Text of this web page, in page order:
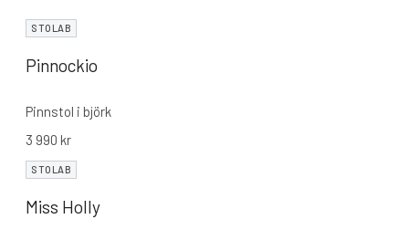
STOLAB
Pinnockio
Pinnstol i björk
3 990 kr
STOLAB
Miss Holly